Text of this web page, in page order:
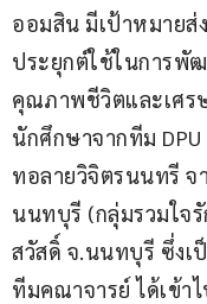
ออมสิน มีเป้าหมายส่
ประยุกต์ใช้ในการพั
คุณภาพชีวิตและเศร
นักศึกษาจากทีม
ทอลายวิจิตรนนทรี จ
นนทบุรี (กลุ่มรวมใจ
สวัสดิ์ จ.นนทบุรี ซึ่ง
ทีมคณาจารย์ ได้เข้า